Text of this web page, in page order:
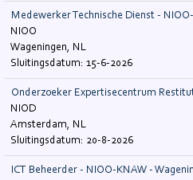
Medewerker Technische Dienst -
NIOO
Wageningen, NL
15-6-2026
Onderzoeker Expertisecentrum
NIOD
Amsterdam, NL
20-8-2026
ICT Beheerder - NIOO-KNAW -